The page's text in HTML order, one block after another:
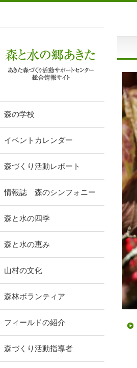
森の学校
イベントカレンダー
森づくり活動レポート
情報誌 森のシンフォニー
森と水の四季
森と水の恵み
山村の文化
森林ボランティア
フィールドの紹介
森づくり活動指導者